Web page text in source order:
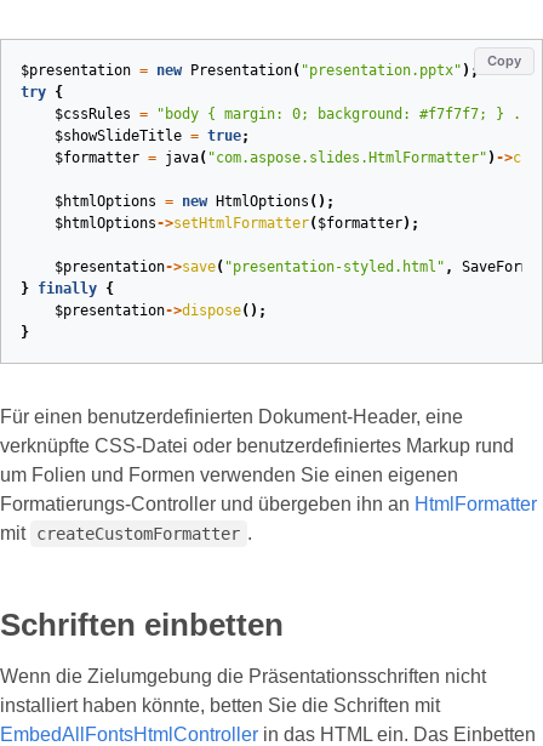
Copy
$presentation = new Presentation( "presentation.pptx" );
try {
$cssRules =
"body { margin: 0; background: #f7f7f7; }
$showSlideTitle = true;
$formatter = java( "com.aspose.slides.HtmlFormatter" ) ->
$htmlOptions = new HtmlOptions ();
$htmlOptions->setHtmlFormatter( $formatter);
$presentation->save( "presentation-styled.html" ,
} finally {
$presentation->dispose();
}
Für einen benutzerdefinierten Dokument‑Header, eine
verknüpfte CSS‑Datei oder benutzerdefiniertes Markup rund
um Folien und Formen verwenden Sie einen eigenen
Formatierungs‑Controller und übergeben ihn an HtmlFormatter
mit createCustomFormatter .
Schriften einbetten
Wenn die Zielumgebung die Präsentationsschriften nicht
installiert haben könnte, betten Sie die Schriften mit
EmbedAllFontsHtmlController in das HTML ein. Das Einbetten